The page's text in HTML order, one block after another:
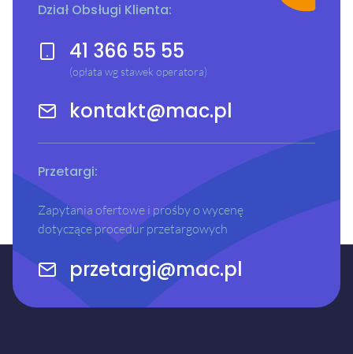
Dział Obsługi Klienta:
41 366 55 55
(opłata wg stawek operatora)
kontakt@mac.pl
Przetargi:
Zapytania ofertowe i prośby o wycenę
dotyczące procedur przetargowych
przetargi@mac.pl